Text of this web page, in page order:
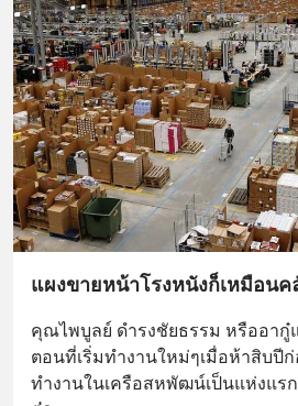
แผงขายหน้าโรงหนังก็เหมือน
คุณไพบูลย์ ดำรงชัยธรรม หรืออากู๋
ตอนที่เริ่มทำงานใหม่ๆเมื่อห้าสิบปี
ทำงานในเครือสหพัฒน์เป็นแห่งแร